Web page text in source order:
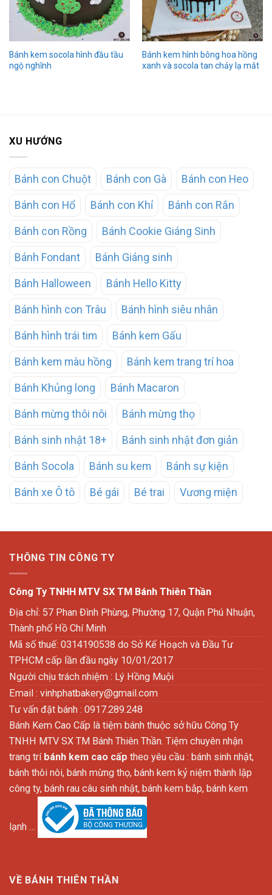
Bánh kem socola hình đầu tầu
ngộ nghĩnh
Bánh kem hình bông hoa hồng
xanh và socola tan chảy lạ mắt
XU HƯỚNG
Bánh con Chuột Bánh con Gà Bánh con Heo
Bánh con Hổ Bánh con Khỉ Bánh con Rắn
Bánh con Rồng Bánh Cookie Giáng Sinh
Bánh Fondant Bánh Giáng sinh
Bánh Halloween Bánh Hello Kitty
Bánh hình con Trâu Bánh hình siêu nhân
Bánh hình trái tim Bánh kem Gấu
Bánh kem màu hồng Bánh kem trang trí hoa
Bánh Khủng long Bánh Macaron
Bánh mừng thôi nôi Bánh mừng thọ
Bánh sinh nhật 18+ Bánh sinh nhật đơn giản
Bánh Socola Bánh su kem Bánh sự kiện
Bánh xe Ô tô Bé gái Bé trai Vương miện
THÔNG TIN CÔNG TY
Công Ty TNHH MTV SX TM Bánh Thiên Thần
Địa chỉ: 57 Phan Đình Phùng, Phường 17, Quận Phú Nhuận,
Thành phố Hồ Chí Minh
Mã số thuế: 0314190538 do Sở Kế Hoạch và Đầu Tư
TPHCM cấp lần đầu ngày 10/01/2017
Người chịu trách nhiệm : Lý Hồng Muội
Email : vinhphatbakery@gmail.com
Tư vấn đặt bánh : 0917.289.248
Bánh Kem Cao Cấp là tiệm bánh thuộc sở hữu Công Ty
TNHH MTV SX TM Bánh Thiên Thần. Tiệm chuyên nhận
trang trí bánh kem cao cấp theo yêu cầu : bánh sinh nhật,
bánh thôi nôi, bánh mừng thọ, bánh kem kỷ niệm thành lập
công ty, bánh rau câu sinh nhật, bánh kem bắp, bánh kem
lạnh …
VỀ BÁNH THIÊN THẦN